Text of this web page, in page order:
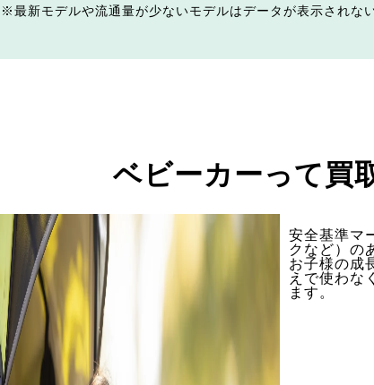
最新モデルや流通量が少ないモデルはデータが表示されな
ベビーカーって買
安全基準マ
クなど）の
お子様の成
えで使わな
ます。